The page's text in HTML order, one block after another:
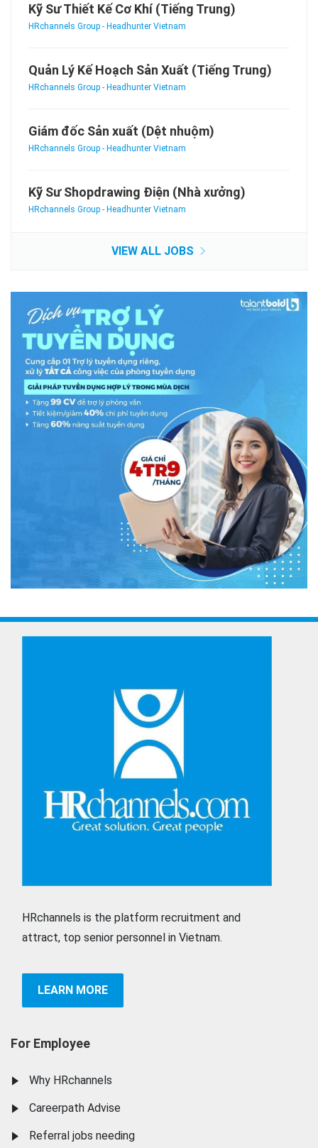
Kỹ Sư Thiết Kế Cơ Khí (Tiếng Trung)
HRchannels Group - Headhunter Vietnam
Quản Lý Kế Hoạch Sản Xuất (Tiếng Trung)
HRchannels Group - Headhunter Vietnam
Giám đốc Sản xuất (Dệt nhuộm)
HRchannels Group - Headhunter Vietnam
Kỹ Sư Shopdrawing Điện (Nhà xưởng)
HRchannels Group - Headhunter Vietnam
VIEW ALL JOBS
HRchannels is the platform recruitment and
attract, top senior personnel in Vietnam.
LEARN MORE
For Employee
Why HRchannels
Careerpath Advise
Referral jobs needing